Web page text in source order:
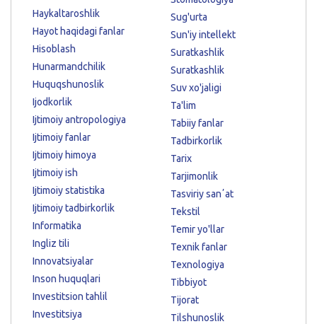
Haykaltaroshlik
Hayot haqidagi fanlar
Hisoblash
Hunarmandchilik
Huquqshunoslik
Ijodkorlik
Ijtimoiy antropologiya
Ijtimoiy fanlar
Ijtimoiy himoya
Ijtimoiy ish
Ijtimoiy statistika
Ijtimoiy tadbirkorlik
Informatika
Ingliz tili
Innovatsiyalar
Inson huquqlari
Investitsion tahlil
Investitsiya
Sug'urta
Sun'iy intellekt
Suratkashlik
Suratkashlik
Suv xo'jaligi
Ta'lim
Tabiiy fanlar
Tadbirkorlik
Tarix
Tarjimonlik
Tasviriy sanʼat
Tekstil
Temir yo'llar
Texnik fanlar
Texnologiya
Tibbiyot
Tijorat
Tilshunoslik